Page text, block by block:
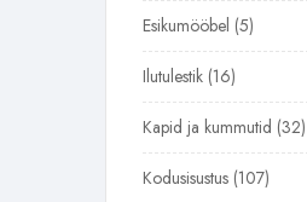
Esikumööbel 5
Ilutulestik 16
Kapid ja kummutid 32
Kodusisustus 107